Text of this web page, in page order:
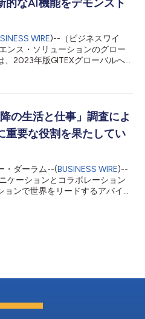
タと運営の統合による一元的な
センターのオペレーション マネ
スを向上し、コンタクト センタ
スと対応を行います。 アバイ
バイドは、「AIによる革新が発
スケースは、AIの力を人間の手
的なAI機能をデモンスト
WIRE)--（ビジネスワイ
ンス・ソリューションのグロー
、2023年版GITEXグローバルへ
す。 GITEXグローバルでのアバ
AI）の力を示す、業界ごとの多
バイアは、同イベントが開催さ
客と従業員のエクスペリエンス
ーションをデモンストレーショ
ョンは、企業が既存の業務を中
クスペリエンスを提供するため
します。 「『人工知能』ほど現
表す言葉はありません。AIがも
の生活と仕事」調査によ
重要な役割を果たしてい
・ダーラム--(BUSINESS WIRE)--
ケーションとコラボレーション
ンで世界をリードするアバイア
結果を発表しました。このアバ
27%が2020年に幸福度が上が
福度が下がったと述べており、
可能性があると述べ、79%が、組
すことを期待していると答えてお
を高める力を持っていることも明